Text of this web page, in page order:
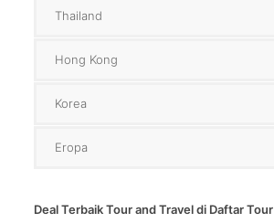
Thailand
Hong Kong
Korea
Eropa
Deal Terbaik Tour and Travel di Daftar Tour